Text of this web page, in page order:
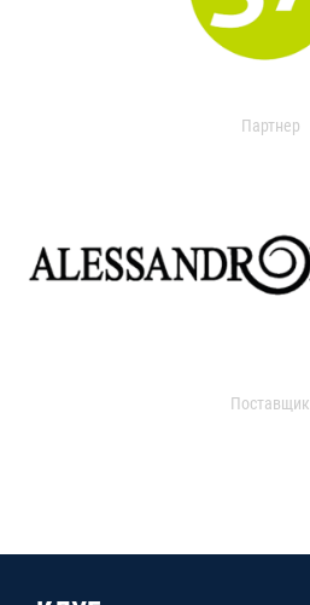
Партнер
Поставщик